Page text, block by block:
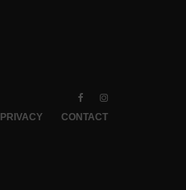
PRIVACY CONTACT